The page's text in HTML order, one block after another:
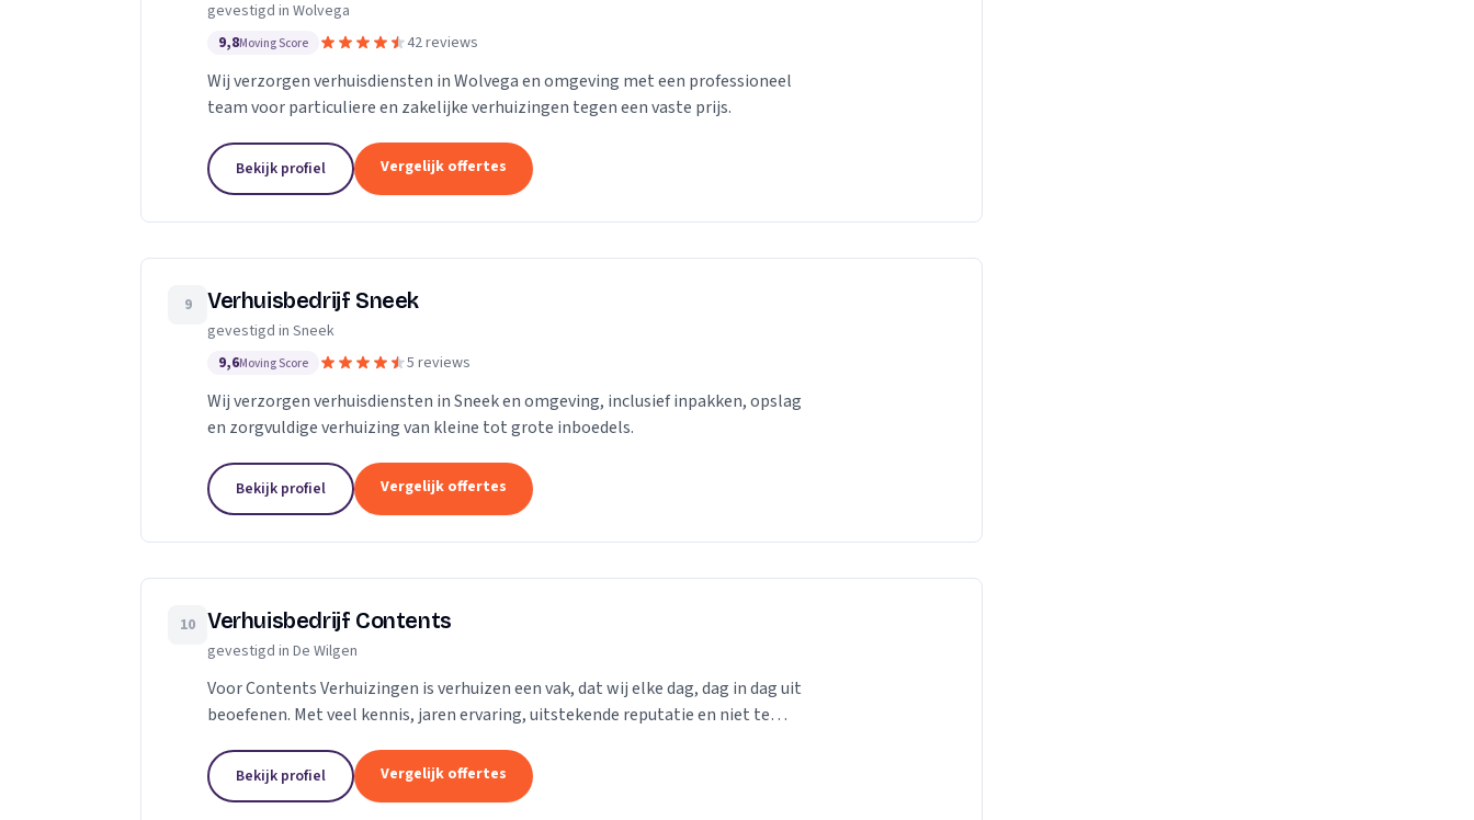
gevestigd in Wolvega
9,8Moving Score 42 reviews
Wij verzorgen verhuisdiensten in Wolvega en omgeving met een professioneel
team voor particuliere en zakelijke verhuizingen tegen een vaste prijs.
Bekijk profiel Vergelijk offertes
9 Verhuisbedrijf Sneek
gevestigd in Sneek
9,6Moving Score 5 reviews
Wij verzorgen verhuisdiensten in Sneek en omgeving, inclusief inpakken, opslag
en zorgvuldige verhuizing van kleine tot grote inboedels.
Bekijk profiel Vergelijk offertes
10 Verhuisbedrijf Contents
gevestigd in De Wilgen
Voor Contents Verhuizingen is verhuizen een vak, dat wij elke dag, dag in dag uit
beoefenen. Met veel kennis, jaren ervaring, uitstekende reputatie en niet te
Bekijk profiel Vergelijk offertes